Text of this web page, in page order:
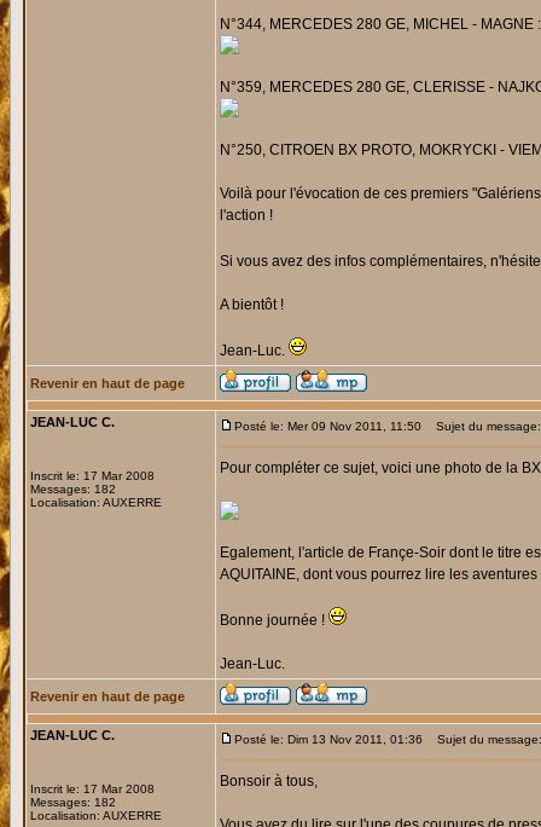
N°344, MERCEDES 280 GE, MICHEL -
N°359, MERCEDES 280 GE, CLERISSE -
N°250, CITROEN BX PROTO, MOKRYCKI -
Voilà pour l'évocation de ces premiers
l'action !
Si vous avez des infos complémentaires,
A bientôt !
Jean-Luc.
Revenir en haut de page
JEAN-LUC C.
Inscrit le: 17 Mar 2008
Messages: 182
Localisation: AUXERRE
Posté le: Mer 09 Nov 2011, 11:50 Sujet du
Pour compléter ce sujet, voici une photo de la
Egalement, l'article de Françe-Soir dont le titre
AQUITAINE, dont vous pourrez lire les
Bonne journée !
Jean-Luc.
Revenir en haut de page
JEAN-LUC C.
Inscrit le: 17 Mar 2008
Messages: 182
Localisation: AUXERRE
Posté le: Dim 13 Nov 2011, 01:36 Sujet du
Bonsoir à tous,